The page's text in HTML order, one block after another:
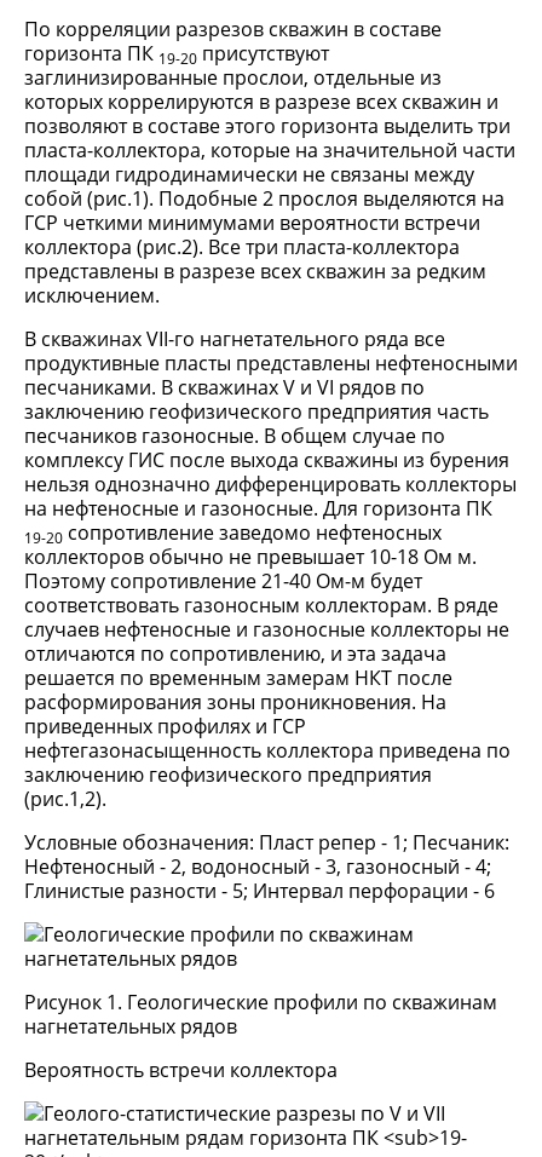
По корреляции разрезов скважин в составе
горизонта ПК 19-20 присутствуют
заглинизированные прослои, отдельные из
которых коррелируются в разрезе всех скважин и
позволяют в составе этого горизонта выделить три
пласта-коллектора, которые на значительной части
площади гидродинамически не связаны между
собой (рис.1). Подобные 2 прослоя выделяются на
ГСР четкими минимумами вероятности встречи
коллектора (рис.2). Все три пласта-коллектора
представлены в разрезе всех скважин за редким
исключением.
В скважинах VII-го нагнетательного ряда все
продуктивные пласты представлены нефтеносными
песчаниками. В скважинах V и VI рядов по
заключению геофизического предприятия часть
песчаников газоносные. В общем случае по
комплексу ГИС после выхода скважины из бурения
нельзя однозначно дифференцировать коллекторы
на нефтеносные и газоносные. Для горизонта ПК
19-20 сопротивление заведомо нефтеносных
коллекторов обычно не превышает 10-18 Ом м.
Поэтому сопротивление 21-40 Ом-м будет
соответствовать газоносным коллекторам. В ряде
случаев нефтеносные и газоносные коллекторы не
отличаются по сопротивлению, и эта задача
решается по временным замерам НКТ после
расформирования зоны проникновения. На
приведенных профилях и ГСР
нефтегазонасыщенность коллектора приведена по
заключению геофизического предприятия
(рис.1,2).
Условные обозначения: Пласт репер - 1; Песчаник:
Нефтеносный - 2, водоносный - 3, газоносный - 4;
Глинистые разности - 5; Интервал перфорации - 6
Рисунок 1. Геологические профили по скважинам
нагнетательных рядов
Вероятность встречи коллектора